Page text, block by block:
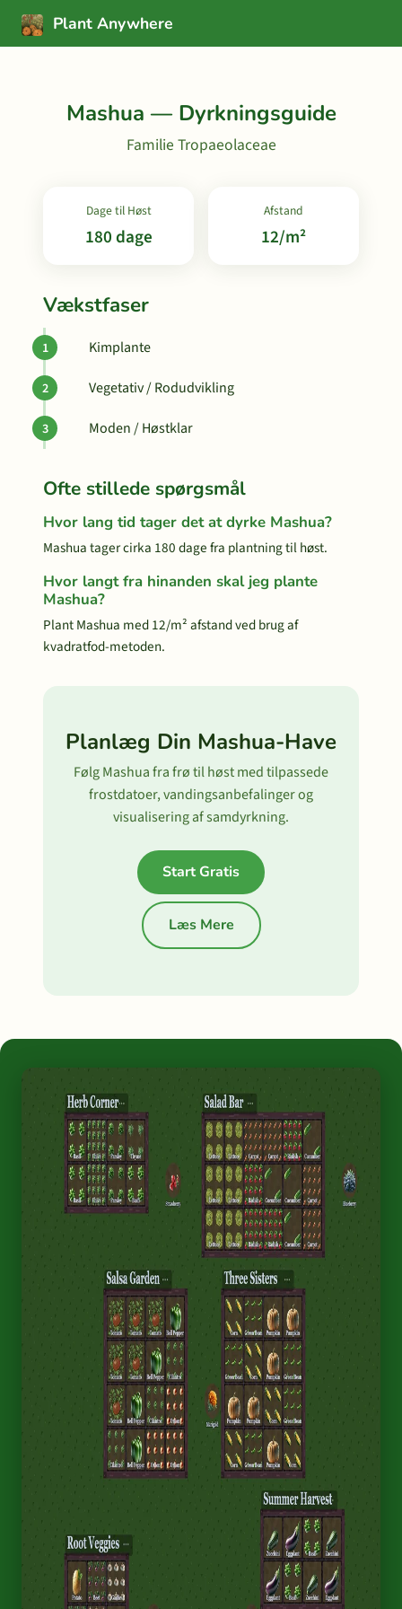
Plant Anywhere
Mashua — Dyrkningsguide
Familie Tropaeolaceae
Dage til Høst
180 dage
Afstand
12/m²
Vækstfaser
Kimplante
Vegetativ / Rodudvikling
Moden / Høstklar
Ofte stillede spørgsmål
Hvor lang tid tager det at dyrke Mashua?
Mashua tager cirka 180 dage fra plantning til høst.
Hvor langt fra hinanden skal jeg plante
Mashua?
Plant Mashua med 12/m² afstand ved brug af
kvadratfod-metoden.
Planlæg Din Mashua-Have
Følg Mashua fra frø til høst med tilpassede
frostdatoer, vandingsanbefalinger og
visualisering af samdyrkning.
Start Gratis
Læs Mere